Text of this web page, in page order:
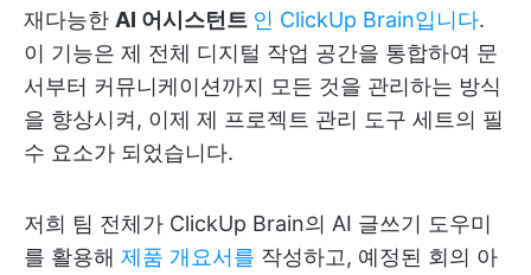
재다능한 AI 어시스턴트 인 ClickUp Brain입니다.
이 기능은 제 전체 디지털 작업 공간을 통합하여 문
서부터 커뮤니케이션까지 모든 것을 관리하는 방식
을 향상시켜, 이제 제 프로젝트 관리 도구 세트의 필
수 요소가 되었습니다.
저희 팀 전체가 ClickUp Brain의 AI 글쓰기 도우미
를 활용해 제품 개요서를 작성하고, 예정된 회의 아